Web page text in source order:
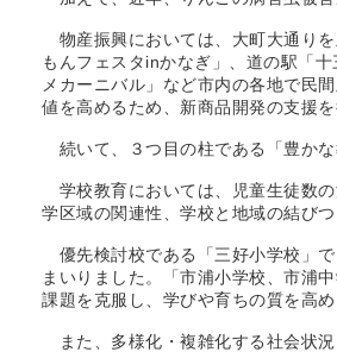
物産振興においては、大町大通り
もんフェスタinかなぎ」、道の駅「
メカーニバル」など市内の各地で民
値を高めるため、新商品開発の支援
続いて、３つ目の柱である「豊かな
学校教育においては、児童生徒数
学区域の関連性、学校と地域の結び
優先検討校である「三好小学校」
まいりました。「市浦小学校、市浦
課題を克服し、学びや育ちの質を高
また、多様化・複雑化する社会状